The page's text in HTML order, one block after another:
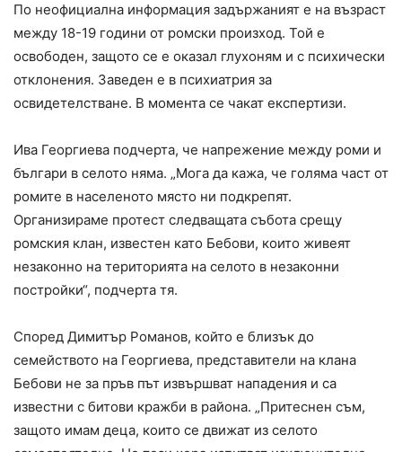
По неофициална информация задържаният е на възраст
между 18-19 години от ромски произход. Той е
освободен, защото се е оказал глухоням и с психически
отклонения. Заведен е в психиатрия за
освидетелстване. В момента се чакат експертизи.
Ива Георгиева подчерта, че напрежение между роми и
българи в селото няма. „Мога да кажа, че голяма част от
ромите в населеното място ни подкрепят.
Организираме протест следващата събота срещу
ромския клан, известен като Бебови, които живеят
незаконно на територията на селото в незаконни
постройки“, подчерта тя.
Според Димитър Романов, който е близък до
семейството на Георгиева, представители на клана
Бебови не за пръв път извършват нападения и са
известни с битови кражби в района. „Притеснен съм,
защото имам деца, които се движат из селото